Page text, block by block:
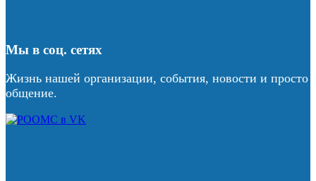
Мы в соц. сетях
Жизнь нашей организации, события, новости и просто
общение.